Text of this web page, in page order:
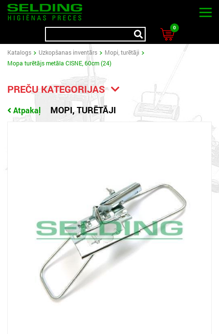
0
Katalogs Uzkopšanas inventārs
Mopi, turētāji
Mopa turētājs metāla CISNE, 60cm (24)
PREČU KATEGORIJAS
Atpakaļ MOPI, TURĒTĀJI